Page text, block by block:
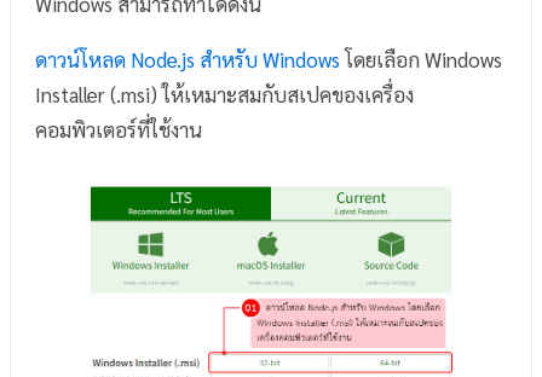
ดาวน์โหลด Node.js สำหรับ Windowsโดยเลือก Windows
Installer (.msi) ให้เหมาะสมกับสเปคของเครื่อง
คอมพิวเตอร์ที่ใช้งาน